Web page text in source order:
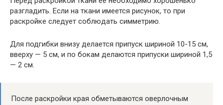
разгладить. Если на ткани имеется рисунок, то при
раскройке следует соблюдать симметрию.
Для подгибки внизу делается припуск шириной 10-15 см,
вверху — 5 см, и по бокам делаются припуски шириной 1,5
— 2 см.
После раскройки края обметываются оверлочным